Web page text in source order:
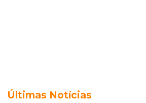
Últimas Notícias